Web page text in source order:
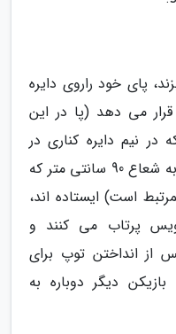
پای خود راروی دایره
می دهد (پا در این
در نیم دایره کناری در
چپ و راست زمین (نیم دایره ای به شعاع 90 سانتی متر که
است) ایستاده اند،
پرتاب می کنند و
انداختن توپ برای
بازیکنی که سرویس می زند 2 بازیکن دیگر دوباره به